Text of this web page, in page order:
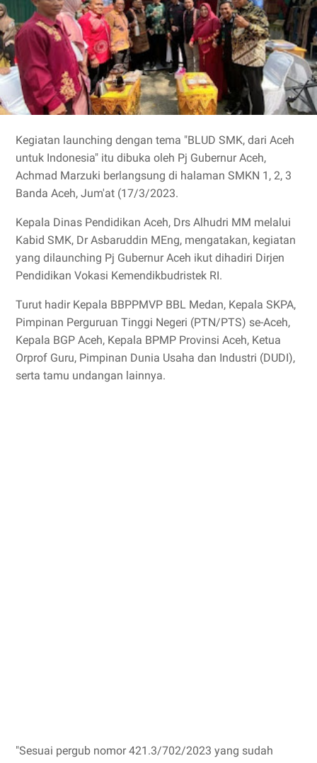
Kegiatan launching dengan tema "BLUD SMK, dari Aceh
untuk Indonesia" itu dibuka oleh Pj Gubernur Aceh,
Achmad Marzuki berlangsung di halaman SMKN 1, 2, 3
Banda Aceh, Jum'at (17/3/2023.
Kepala Dinas Pendidikan Aceh, Drs Alhudri MM melalui
Kabid SMK, Dr Asbaruddin MEng, mengatakan, kegiatan
yang dilaunching Pj Gubernur Aceh ikut dihadiri Dirjen
Pendidikan Vokasi Kemendikbudristek RI.
Turut hadir Kepala BBPPMVP BBL Medan, Kepala SKPA,
Pimpinan Perguruan Tinggi Negeri (PTN/PTS) se-Aceh,
Kepala BGP Aceh, Kepala BPMP Provinsi Aceh, Ketua
Orprof Guru, Pimpinan Dunia Usaha dan Industri (DUDI),
serta tamu undangan lainnya.
"Sesuai pergub nomor 421.3/702/2023 yang sudah